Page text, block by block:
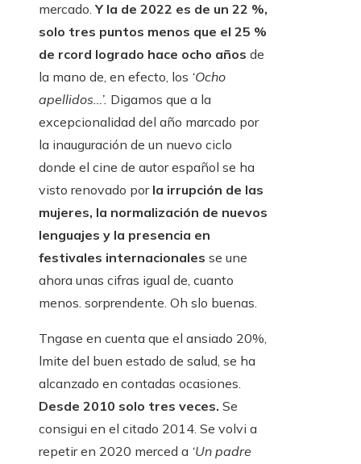
mercado.Y la de 2022 es de un 22 %,
solo tres puntos menos que el 25 %
de rcord logrado hace ocho años de
la mano de, en efecto, los ‘Ocho
apellidos…’. Digamos que a la
excepcionalidad del año marcado por
la inauguración de un nuevo ciclo
donde el cine de autor español se ha
visto renovado por la irrupción de las
mujeres, la normalización de nuevos
lenguajes y la presencia en
festivales internacionales se une
ahora unas cifras igual de, cuanto
menos. sorprendente. Oh slo buenas.
Tngase en cuenta que el ansiado 20%,
lmite del buen estado de salud, se ha
alcanzado en contadas ocasiones.
Desde 2010 solo tres veces. Se
consigui en el citado 2014. Se volvi a
repetir en 2020 merced a ‘Un padre